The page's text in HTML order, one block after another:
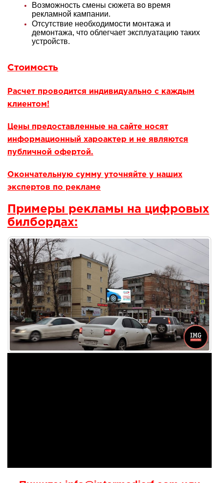
Возможность смены сюжета во время
рекламной кампании.
Отсутствие необходимости монтажа и
демонтажа, что облегчает эксплуатацию таких
устройств.
Стоимость
Расчет проводится индивидуально с каждым
клиентом!
Цены предоставленные на сайте носят
информационный хароактер и не являются
публичной офертой.
Окончательную сумму уточняйте у наших
экспертов по рекламе
Примеры рекламы на цифровых
билбордах: